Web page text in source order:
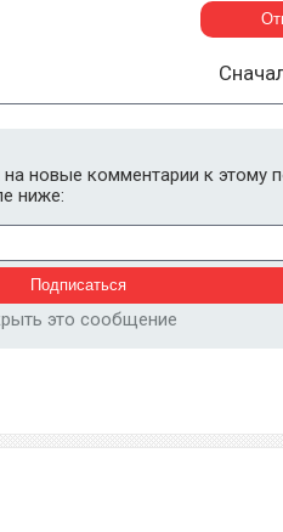
новые комментарии к этому
ниже:
это сообщение